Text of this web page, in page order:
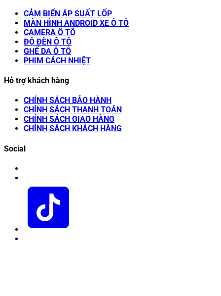
CẢM BIẾN ÁP SUẤT LỐP
MÀN HÌNH ANDROID XE Ô TÔ
CAMERA Ô TÔ
ĐỘ ĐÈN Ô TÔ
GHẾ DA Ô TÔ
PHIM CÁCH NHIỆT
Hỗ trợ khách hàng
CHÍNH SÁCH BẢO HÀNH
CHÍNH SÁCH THANH TOÁN
CHÍNH SÁCH GIAO HÀNG
CHÍNH SÁCH KHÁCH HÀNG
Social